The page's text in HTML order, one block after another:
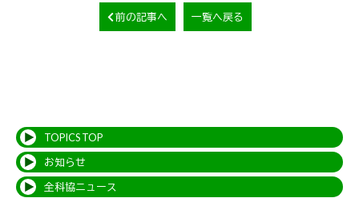
前の記事へ 一覧へ戻る
TOPICS TOP
お知らせ
全科協ニュース